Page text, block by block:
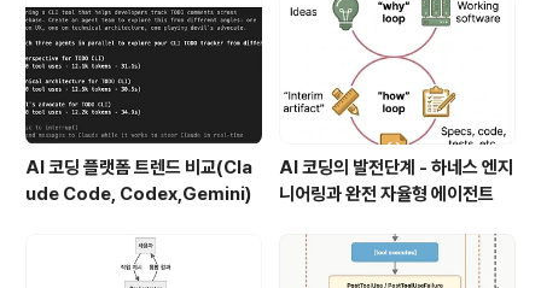
AI 코딩 플랫폼 트렌드 비교(Cla
ude Code, Codex,Gemini)
AI 코딩의 발전단계 - 하네스 엔지
니어링과 완전 자율형 에이전트